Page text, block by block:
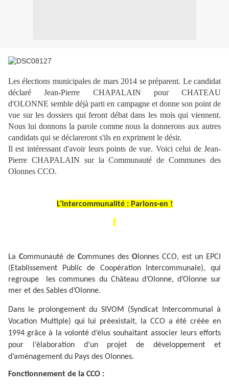
Les élections municipales de mars 2014 se préparent. Le candidat
déclaré Jean-Pierre CHAPALAIN pour CHATEAU
d'OLONNE semble déjà parti en campagne et donne son point de
vue sur les dossiers qui feront débat dans les mois qui viennent.
Nous lui donnons la parole comme nous la donnerons aux autres
candidats qui se déclareront s'ils en expriment le désir.
Il est intéressant d'avoir leurs points de vue. Voici celui de Jean-
Pierre CHAPALAIN sur la Communauté de Communes des
Olonnes CCO.
L’intercommunalité : Parlons-en !
La Communauté de Communes des O lonnes CCO, est un EPCI
(Etablissement Public de Coopération Intercommunale), qui
regroupe
les communes du Château d’Olonne, d’Olonne sur
mer et des Sables d’Olonne.
Dans le prolongement du SIVOM (Syndicat Intercommunal à
Vocation Multiple) qui lui préexistait, la CCO a été créée en
1994 grâce à la volonté d’élus souhaitant associer leurs efforts
pour l’élaboration d’un projet de développement et
d’aménagement du Pays des Olonnes.
Fonctionnement de la CCO :